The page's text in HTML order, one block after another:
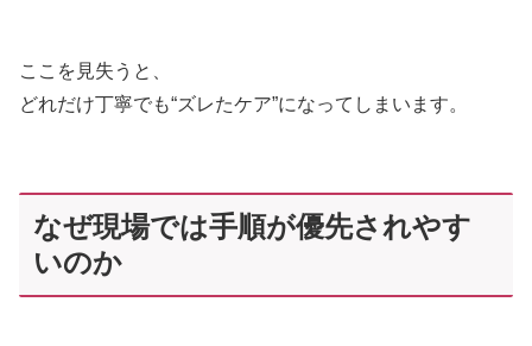
ここを見失うと、
どれだけ丁寧でも“ズレたケア”になってしまいます。
なぜ現場では手順が優先されやす
いのか